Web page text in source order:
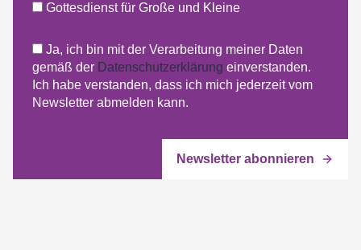
Gottesdienst für Große und Kleine
Ja, ich bin mit der Verarbeitung meiner Daten
gemäß der Datenschutzerklärung einverstanden.
Ich habe verstanden, dass ich mich jederzeit vom
Newsletter abmelden kann.